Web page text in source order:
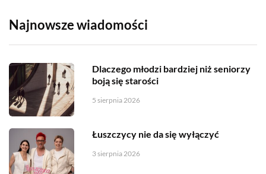
Najnowsze wiadomości
Dlaczego młodzi bardziej niż seniorzy
boją się starości
5 sierpnia 2026
Łuszczycy nie da się wyłączyć
3 sierpnia 2026